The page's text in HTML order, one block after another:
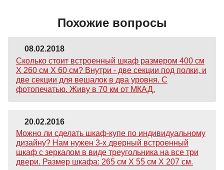
Похожие вопросы
08.02.2018
Сколько стоит встроенный шкаф размером 400 см
Х 260 см Х 60 см? Внутри - две секции под полки, и
две секции для вешалок в два уровня. С
фотопечатью. Живу в 70 км от МКАД.
20.02.2016
Можно ли сделать шкаф-купе по индивидуальному
дизайну? Нам нужен 3-х дверный встроенный
шкаф с зеркалом в виде треугольника на все три
двери. Размер шкафа: 265 см Х 55 см Х 207 см.